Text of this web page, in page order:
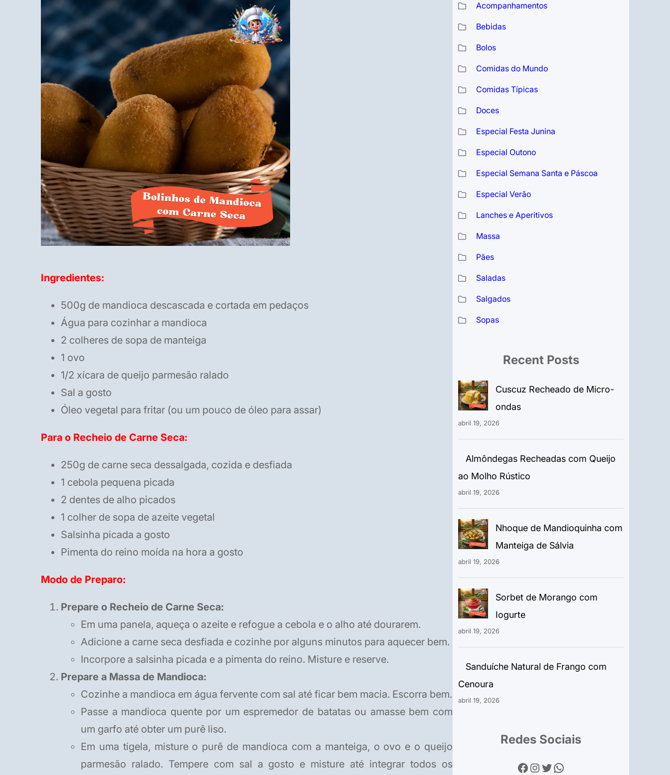
Ingredientes:
500g de mandioca descascada e cortada em pedaços
Água para cozinhar a mandioca
2 colheres de sopa de manteiga
1 ovo
1/2 xícara de queijo parmesão ralado
Sal a gosto
Óleo vegetal para fritar (ou um pouco de óleo para assar)
Para o Recheio de Carne Seca:
250g de carne seca dessalgada, cozida e desfiada
1 cebola pequena picada
2 dentes de alho picados
1 colher de sopa de azeite vegetal
Salsinha picada a gosto
Pimenta do reino moída na hora a gosto
Modo de Preparo:
Prepare o Recheio de Carne Seca:
Em uma panela, aqueça o azeite e refogue a cebola e o alho até dourarem.
Adicione a carne seca desfiada e cozinhe por alguns minutos para aquecer bem.
Incorpore a salsinha picada e a pimenta do reino. Misture e reserve.
Prepare a Massa de Mandioca:
Cozinhe a mandioca em água fervente com sal até ficar bem macia. Escorra bem.
Passe a mandioca quente por um espremedor de batatas ou amasse bem com
um garfo até obter um purê liso.
Em uma tigela, misture o purê de mandioca com a manteiga, o ovo e o queijo
parmesão ralado. Tempere com sal a gosto e misture até integrar todos os
Acompanhamentos
Bebidas
Bolos
Comidas do Mundo
Comidas Típicas
Doces
Especial Festa Junina
Especial Outono
Especial Semana Santa e Páscoa
Especial Verão
Lanches e Aperitivos
Massa
Pães
Saladas
Salgados
Sopas
Recent Posts
Cuscuz Recheado de Micro-
ondas
abril 19, 2026
Almôndegas Recheadas com Queijo
ao Molho Rústico
abril 19, 2026
Nhoque de Mandioquinha com
Manteiga de Sálvia
abril 19, 2026
Sorbet de Morango com
Iogurte
abril 19, 2026
Sanduíche Natural de Frango com
Cenoura
abril 19, 2026
Redes Sociais
Facebook Instagram Twitter WhatsApp